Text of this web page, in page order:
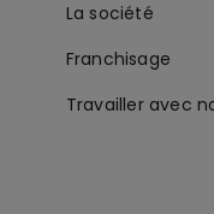
La société
Franchisage
Travailler avec